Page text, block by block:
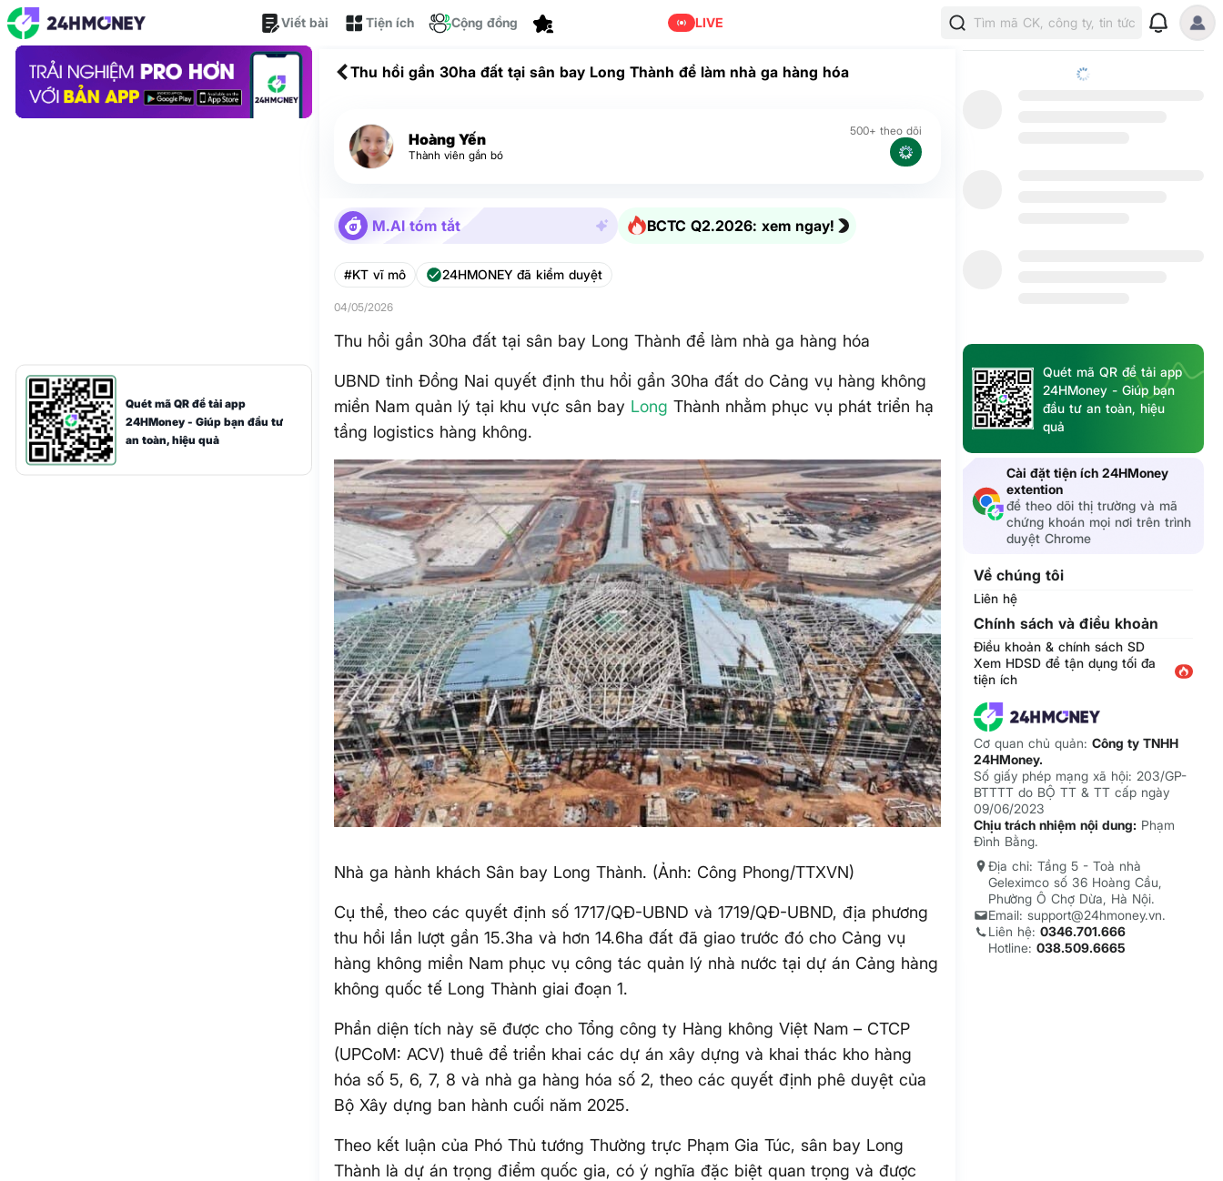
Viết bài Tiện ích Cộng đồng LIVE Tìm mã CK, công ty, tin tức
Quét mã QR để tải app
24HMoney - Giúp bạn đầu tư
an toàn, hiệu quả
Thu hồi gần 30ha đất tại sân bay Long Thành để làm nhà ga hàng hóa
Hoàng Yến
Thành viên gắn bó
500+ theo dõi
M.AI tóm tắt BCTC Q2.2026: xem ngay!
#KT vĩ mô 24HMONEY đã kiểm duyệt
04/05/2026
Thu hồi gần 30ha đất tại sân bay Long Thành để làm nhà ga hàng hóa
UBND tỉnh Đồng Nai quyết định thu hồi gần 30ha đất do Cảng vụ hàng không
miền Nam quản lý tại khu vực sân bay Long Thành nhằm phục vụ phát triển hạ
tầng logistics hàng không.
Nhà ga hành khách Sân bay Long Thành. (Ảnh: Công Phong/TTXVN)
Cụ thể, theo các quyết định số 1717/QĐ-UBND và 1719/QĐ-UBND, địa phương
thu hồi lần lượt gần 15.3ha và hơn 14.6ha đất đã giao trước đó cho Cảng vụ
hàng không miền Nam phục vụ công tác quản lý nhà nước tại dự án Cảng hàng
không quốc tế Long Thành giai đoạn 1.
Phần diện tích này sẽ được cho Tổng công ty Hàng không Việt Nam – CTCP
(UPCoM: ACV) thuê để triển khai các dự án xây dựng và khai thác kho hàng
hóa số 5, 6, 7, 8 và nhà ga hàng hóa số 2, theo các quyết định phê duyệt của
Bộ Xây dựng ban hành cuối năm 2025.
Theo kết luận của Phó Thủ tướng Thường trực Phạm Gia Túc, sân bay Long
Thành là dự án trọng điểm quốc gia, có ý nghĩa đặc biệt quan trọng và được
Quét mã QR để tải app
24HMoney - Giúp bạn
đầu tư an toàn, hiệu
quả
Cài đặt tiện ích 24HMoney
extention
để theo dõi thị trường và mã
chứng khoán mọi nơi trên trình
duyệt Chrome
Về chúng tôi
Liên hệ
Chính sách và điều khoản
Điều khoản & chính sách SD
Xem HDSD để tận dụng tối đa
tiện ích
Cơ quan chủ quản:Công ty TNHH
24HMoney.
Số giấy phép mạng xã hội: 203/GP-
BTTTT do BỘ TT & TT cấp ngày
09/06/2023
Chịu trách nhiệm nội dung: Phạm
Đình Bằng.
Địa chỉ: Tầng 5 - Toà nhà
Geleximco số 36 Hoàng Cầu,
Phường Ô Chợ Dừa, Hà Nội.
Email: support@24hmoney.vn.
Liên hệ:0346.701.666
Hotline:038.509.6665